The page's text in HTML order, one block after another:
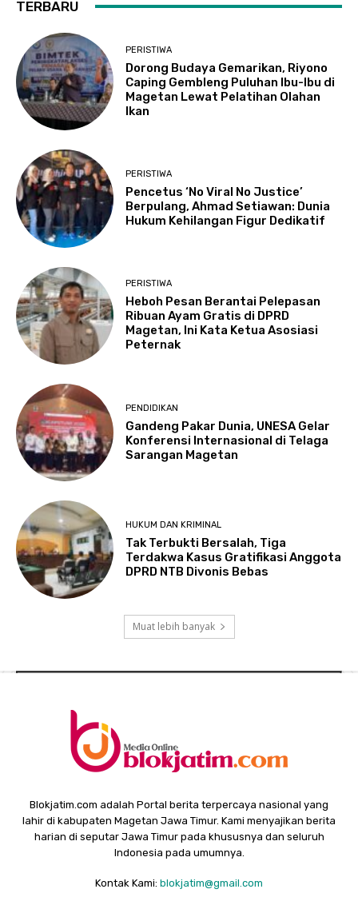
TERBARU
PERISTIWA
Dorong Budaya Gemarikan, Riyono
Caping Gembleng Puluhan Ibu-Ibu di
Magetan Lewat Pelatihan Olahan
Ikan
PERISTIWA
Pencetus ‘No Viral No Justice’
Berpulang, Ahmad Setiawan: Dunia
Hukum Kehilangan Figur Dedikatif
PERISTIWA
Heboh Pesan Berantai Pelepasan
Ribuan Ayam Gratis di DPRD
Magetan, Ini Kata Ketua Asosiasi
Peternak
PENDIDIKAN
Gandeng Pakar Dunia, UNESA Gelar
Konferensi Internasional di Telaga
Sarangan Magetan
HUKUM DAN KRIMINAL
Tak Terbukti Bersalah, Tiga
Terdakwa Kasus Gratifikasi Anggota
DPRD NTB Divonis Bebas
Muat lebih banyak
Blokjatim.com adalah Portal berita terpercaya nasional yang
lahir di kabupaten Magetan Jawa Timur. Kami menyajikan berita
harian di seputar Jawa Timur pada khususnya dan seluruh
Indonesia pada umumnya.
Kontak Kami: blokjatim@gmail.com